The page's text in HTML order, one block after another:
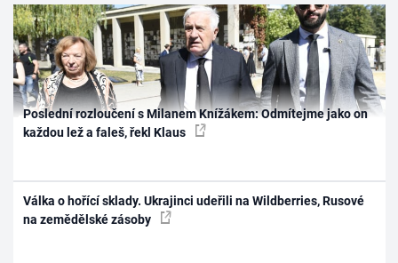
Poslední rozloučení s Milanem Knížákem: Odmítejme jako on
každou lež a faleš, řekl Klaus
Válka o hořící sklady. Ukrajinci udeřili na Wildberries, Rusové
na zemědělské zásoby